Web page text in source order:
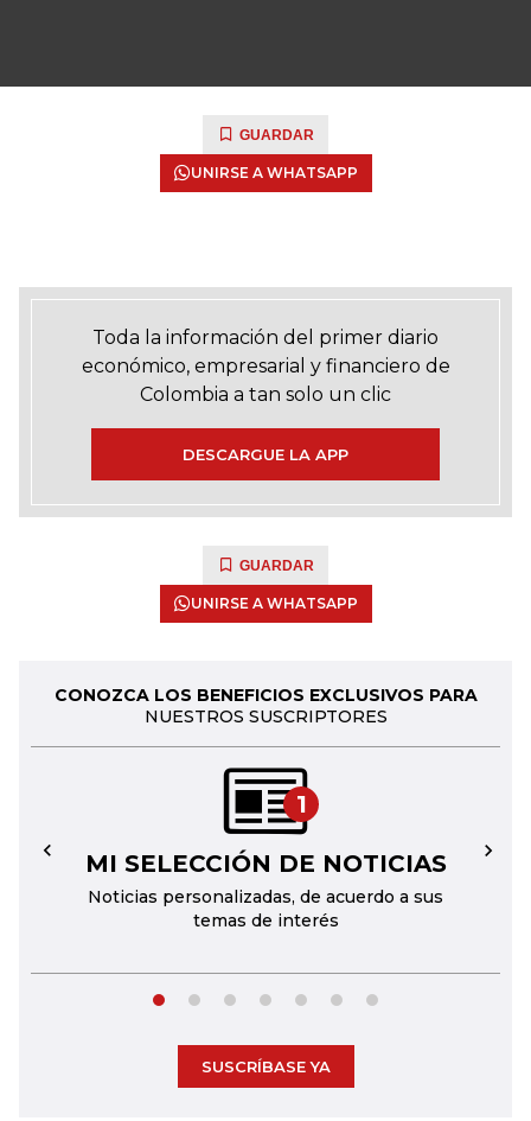
GUARDAR
UNIRSE A WHATSAPP
Toda la información del primer diario
económico, empresarial y financiero de
Colombia a tan solo un clic
DESCARGUE LA APP
GUARDAR
UNIRSE A WHATSAPP
CONOZCA LOS BENEFICIOS EXCLUSIVOS PARA
NUESTROS SUSCRIPTORES
1
MI SELECCIÓN DE NOTICIAS
Noticias personalizadas, de acuerdo a sus
temas de interés
← →
SUSCRÍBASE YA